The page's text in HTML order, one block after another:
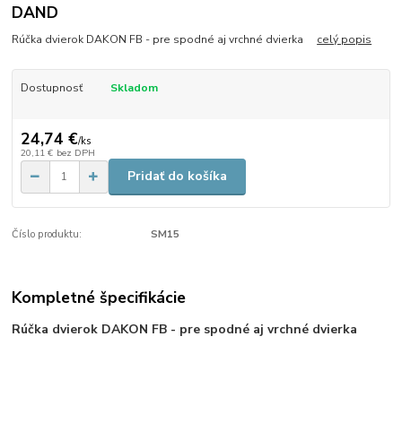
DAND
Rúčka dvierok DAKON FB - pre spodné aj vrchné dvierka celý popis
Dostupnosť Skladom
24,74 €/ks
20,11 € bez DPH
Pridať do košíka
Číslo produktu: SM15
Kompletné špecifikácie
Rúčka dvierok DAKON FB - pre spodné aj vrchné dvierka